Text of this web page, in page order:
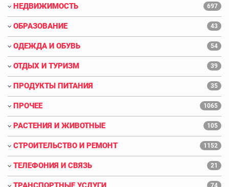
НЕДВИЖИМОСТЬ 697
ОБРАЗОВАНИЕ 43
ОДЕЖДА И ОБУВЬ 54
ОТДЫХ И ТУРИЗМ 39
ПРОДУКТЫ ПИТАНИЯ 35
ПРОЧЕЕ 1065
РАСТЕНИЯ И ЖИВОТНЫЕ 105
СТРОИТЕЛЬСТВО И РЕМОНТ 1152
ТЕЛЕФОНИЯ И СВЯЗЬ 21
74